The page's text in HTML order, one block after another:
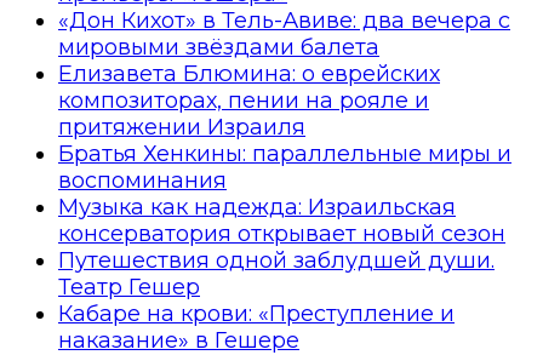
«Дон Кихот» в Тель-Авиве: два вечера с
мировыми звёздами балета
Елизавета Блюмина: о еврейских
композиторах, пении на рояле и
притяжении Израиля
Братья Хенкины: параллельные миры и
воспоминания
Музыка как надежда: Израильская
консерватория открывает новый сезон
Путешествия одной заблудшей души.
Театр Гешер
Кабаре на крови: «Преступление и
наказание» в Гешере